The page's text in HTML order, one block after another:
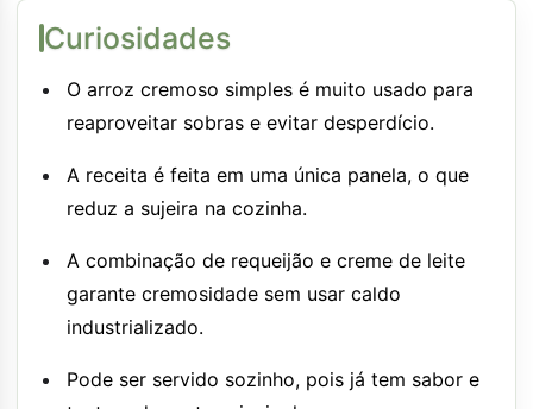
Curiosidades
O arroz cremoso simples é muito usado para
reaproveitar sobras e evitar desperdício.
A receita é feita em uma única panela, o que
reduz a sujeira na cozinha.
A combinação de requeijão e creme de leite
garante cremosidade sem usar caldo
industrializado.
Pode ser servido sozinho, pois já tem sabor e